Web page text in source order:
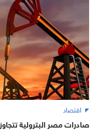
اقتصاد
صادرات مصر البترولية تتجاوز 2.3 مليون طن خلال النصف الأول